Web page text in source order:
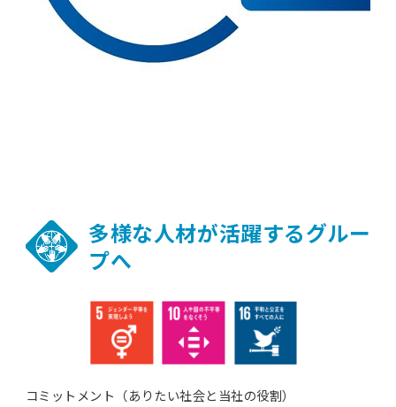
多様な人材が活躍するグルー
プへ
コミットメント（ありたい社会と当社の役割）